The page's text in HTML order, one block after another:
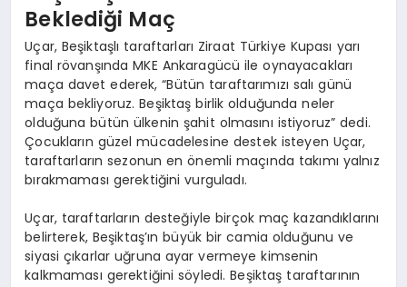
Beklediği Maç
Uçar, Beşiktaşlı taraftarları Ziraat Türkiye Kupası yarı
final rövanşında MKE Ankaragücü ile oynayacakları
maça davet ederek, “Bütün taraftarımızı salı günü
maça bekliyoruz. Beşiktaş birlik olduğunda neler
olduğuna bütün ülkenin şahit olmasını istiyoruz” dedi.
Çocukların güzel mücadelesine destek isteyen Uçar,
taraftarların sezonun en önemli maçında takımı yalnız
bırakmaması gerektiğini vurguladı.
Uçar, taraftarların desteğiyle birçok maç kazandıklarını
belirterek, Beşiktaş’ın büyük bir camia olduğunu ve
siyasi çıkarlar uğruna ayar vermeye kimsenin
kalkmaması gerektiğini söyledi. Beşiktaş taraftarının